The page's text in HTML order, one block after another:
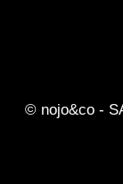
© nojo&co -